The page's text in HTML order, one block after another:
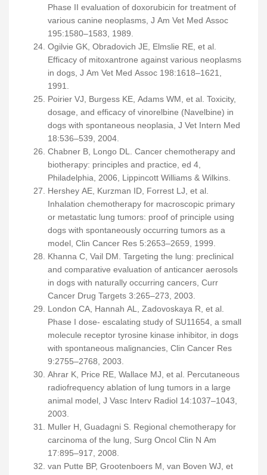
Phase II evaluation of doxorubicin for treatment of
various canine neoplasms, J Am Vet Med Assoc
195:1580–1583, 1989.
Ogilvie GK, Obradovich JE, Elmslie RE, et al.
Efficacy of mitoxantrone against various neoplasms
in dogs, J Am Vet Med Assoc 198:1618–1621,
1991.
Poirier VJ, Burgess KE, Adams WM, et al. Toxicity,
dosage, and efficacy of vinorelbine (Navelbine) in
dogs with spontaneous neoplasia, J Vet Intern Med
18:536–539, 2004.
Chabner B, Longo DL. Cancer chemotherapy and
biotherapy: principles and practice, ed 4,
Philadelphia, 2006, Lippincott Williams & Wilkins.
Hershey AE, Kurzman ID, Forrest LJ, et al.
Inhalation chemotherapy for macroscopic primary
or metastatic lung tumors: proof of principle using
dogs with spontaneously occurring tumors as a
model, Clin Cancer Res 5:2653–2659, 1999.
Khanna C, Vail DM. Targeting the lung: preclinical
and comparative evaluation of anticancer aerosols
in dogs with naturally occurring cancers, Curr
Cancer Drug Targets 3:265–273, 2003.
London CA, Hannah AL, Zadovoskaya R, et al.
Phase I dose- escalating study of SU11654, a small
molecule receptor tyrosine kinase inhibitor, in dogs
with spontaneous malignancies, Clin Cancer Res
9:2755–2768, 2003.
Ahrar K, Price RE, Wallace MJ, et al. Percutaneous
radiofrequency ablation of lung tumors in a large
animal model, J Vasc Interv Radiol 14:1037–1043,
2003.
Muller H, Guadagni S. Regional chemotherapy for
carcinoma of the lung, Surg Oncol Clin N Am
17:895–917, 2008.
van Putte BP, Grootenboers M, van Boven WJ, et